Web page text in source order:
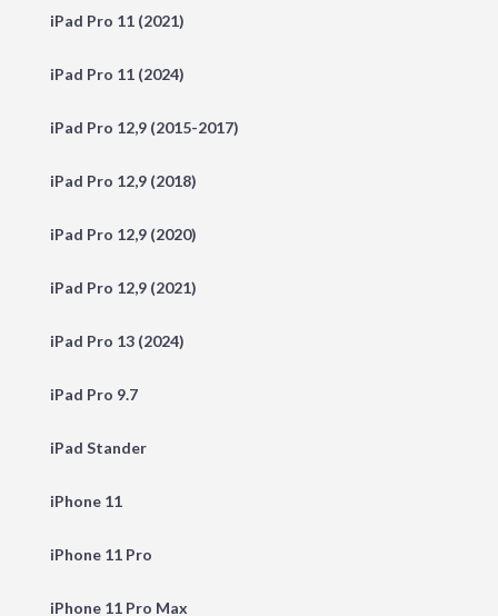
iPad Pro 11 (2021)
iPad Pro 11 (2024)
iPad Pro 12,9 (2015-2017)
iPad Pro 12,9 (2018)
iPad Pro 12,9 (2020)
iPad Pro 12,9 (2021)
iPad Pro 13 (2024)
iPad Pro 9.7
iPad Stander
iPhone 11
iPhone 11 Pro
iPhone 11 Pro Max